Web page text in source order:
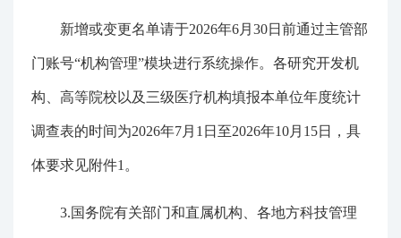
新增或变更名单请于2026年6月30日前通过主管部
门账号“机构管理”模块进行系统操作。各研究开发机
构、高等院校以及三级医疗机构填报本单位年度统计
调查表的时间为2026年7月1日至2026年10月15日，具
体要求见附件1。
3.国务院有关部门和直属机构、各地方科技管理